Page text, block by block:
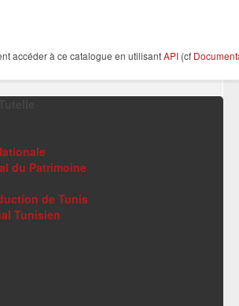
accéder à ce catalogue en utilisantAPI (cf
du Patrimoine
de Tunis
Tunisien